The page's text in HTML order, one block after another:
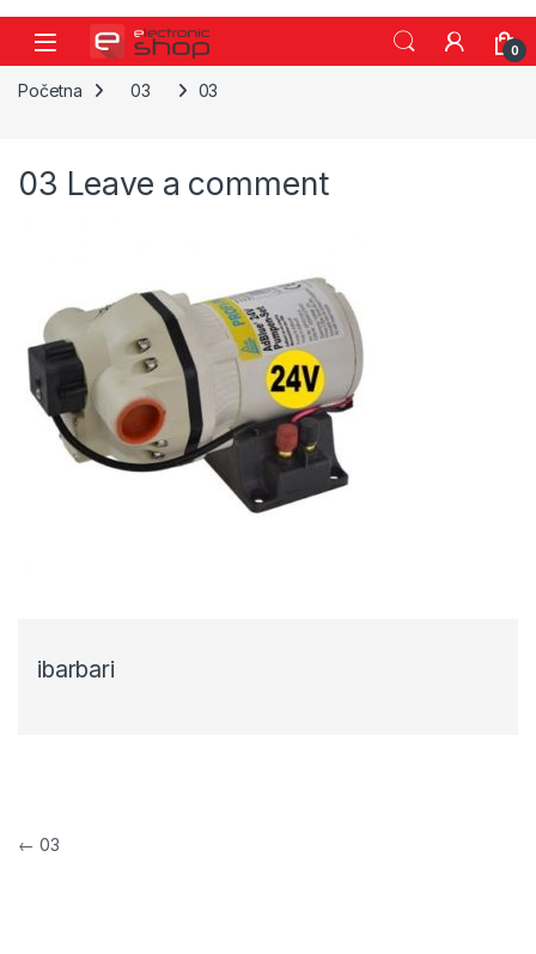
Skip to navigation
Skip to content
0
Početna 03 03
03 Leave a comment
ibarbari
Navigacija objava
← 03